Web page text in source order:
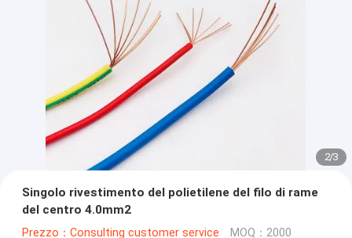
2/3
Singolo rivestimento del polietilene del filo di rame
del centro 4.0mm2
Prezzo：Consulting customer service MOQ：2000